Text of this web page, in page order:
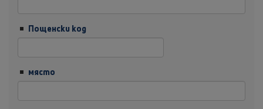
Пощенски код
място